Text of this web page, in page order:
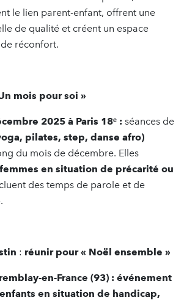
le lien parent-enfant, offrent une
de qualité et créent un espace
réconfort.
mois pour soi »
2025 à Paris 18ᵉ : séances de
pilates, step, danse afro)
du mois de décembre. Elles
en situation de précarité ou
des temps de parole et de
: réunir pour « Noël ensemble »
en-France (93) : événement
en situation de handicap,